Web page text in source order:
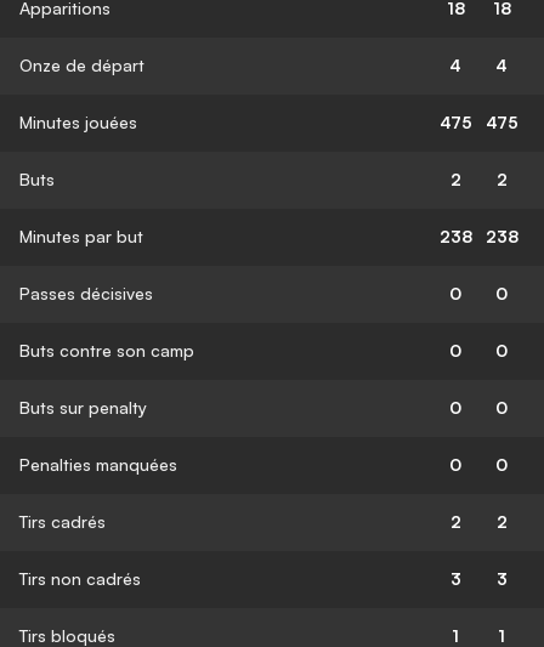
Apparitions 18 18
Onze de départ 4 4
Minutes jouées 475 475
Buts 2 2
Minutes par but 238 238
Passes décisives 0 0
Buts contre son camp 0 0
Buts sur penalty 0 0
Penalties manquées 0 0
Tirs cadrés 2 2
Tirs non cadrés 3 3
Tirs bloqués 1 1